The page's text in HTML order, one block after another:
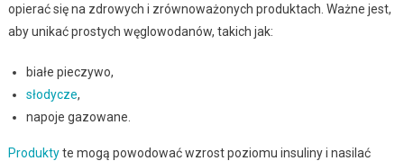
opierać się na zdrowych i zrównoważonych produktach. Ważne jest,
aby unikać prostych węglowodanów, takich jak:
białe pieczywo,
słodycze,
napoje gazowane.
Produktyte mogą powodować wzrost poziomu insuliny i nasilać